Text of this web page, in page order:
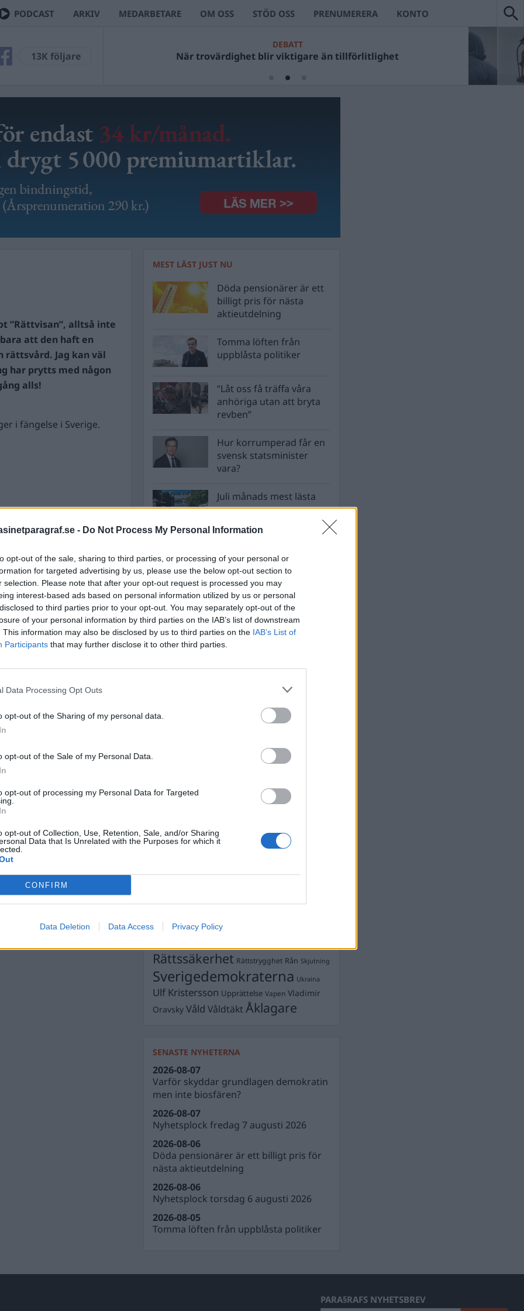
- Do Not Process My Personal Information
opt-out of the sale, sharing to third parties, or processing of your personal or
for targeted advertising by us, please use the below opt-out section to
selection. Please note that after your opt-out request is processed you may
interest-based ads based on personal information utilized by us or personal
to third parties prior to your opt-out. You may separately opt-out of the
of your personal information by third parties on the IAB’s list of downstream
This information may also be disclosed by us to third parties on the IAB’s List of
Participants that may further disclose it to other third parties.
Data Processing Opt Outs
opt-out of the Sharing of my personal data.
opt-out of the Sale of my Personal Data.
opt-out of processing my Personal Data for Targeted
opt-out of Collection, Use, Retention, Sale, and/or Sharing
Data that Is Unrelated with the Purposes for which it
CONFIRM
Data Deletion Data Access Privacy Policy
PODCAST ARKIV MEDARBETARE OM OSS STÖD OSS PRENUMERERA KONTO
13K följare
DEBATT
När trovärdighet blir viktigare än tillförlitlighet
”Rättvisan”, alltså inte
att den haft en
rättsvård. Jag kan väl
har prytts med någon
alls!
i fängelse i Sverige.
MEST LÄST JUST NU
Döda pensionärer är ett
billigt pris för nästa
aktieutdelning
Tomma löften från
uppblåsta politiker
”Låt oss få träffa våra
anhöriga utan att bryta
revben”
Hur korrumperad får en
svensk statsminister
vara?
Juli månads mest lästa
STÖD OSS
Stöd Para§rafs bevakning av rättssäkerheten
PRENUMERERA PÅ PARA§RAFS NYHETSBREV
Andreas
Börje R P Carlsson
Dick Sundevall
Ebba Busch
Jimmie Åkesson Kokainmålet
LagarMichael Pålsson
Mordförsök Nilsson-Larancuent
Silventoinen Petter Inedahl
Rättssäkerhet Rättstrygghet Rån Skjutning
Sverigedemokraterna Ukraina
Ulf Kristersson Upprättelse Vapen Vladimir
Oravsky Våld Våldtäkt Åklagare
SENASTE NYHETERNA
Varför skyddar grundlagen demokratin
men inte biosfären?
2026-08-07
Nyhetsplock fredag 7 augusti 2026
2026-08-07
Döda pensionärer är ett billigt pris för
nästa aktieutdelning
2026-08-06
Nyhetsplock torsdag 6 augusti 2026
2026-08-06
Tomma löften från uppblåsta politiker
2026-08-05
PARA§RAFS NYHETSBREV